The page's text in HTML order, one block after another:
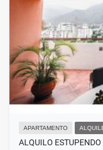
APARTAMENTO
ALQUILO